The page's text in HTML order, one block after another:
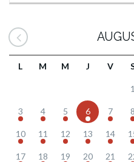
L M M J V
1
3 4 5 6 7 8
10 11 12 13 14
17 18 19 20 21